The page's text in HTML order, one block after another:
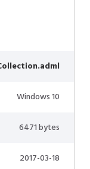
Windows 10
6471 bytes
2017-03-18